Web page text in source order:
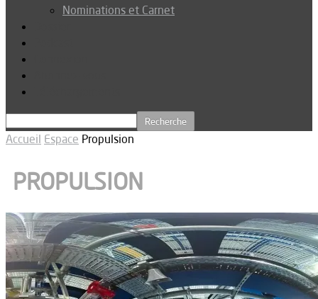
Nominations et Carnet
Accueil Espace Propulsion
PROPULSION